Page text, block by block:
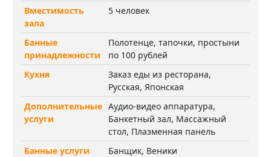
Вместимость
зала
5 человек
Банные
принадлежности
Полотенце, тапочки, простыни
по 100 рублей
Кухня
Заказ еды из ресторана,
Русская, Японская
Дополнительные
услуги
Аудио-видео аппаратура,
Банкетный зал, Массажный
стол, Плазменная панель
Банные услуги
Банщик, Веники